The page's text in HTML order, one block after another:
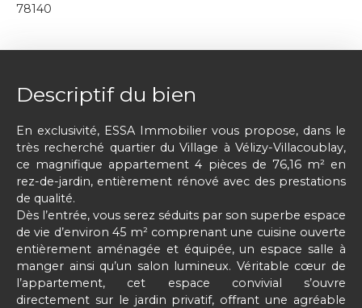
78140
Descriptif du bien
En exclusivité, ESSA Immobilier vous propose, dans le
très recherché quartier du Village à Vélizy-Villacoublay,
ce magnifique appartement 4 pièces de 76,16 m² en
rez-de-jardin, entièrement rénové avec des prestations
de qualité.
Dès l’entrée, vous serez séduits par son superbe espace
de vie d’environ 45 m² comprenant une cuisine ouverte
entièrement aménagée et équipée, un espace salle à
manger ainsi qu’un salon lumineux. Véritable cœur de
l’appartement, cet espace convivial s’ouvre
directement sur le jardin privatif, offrant une agréable